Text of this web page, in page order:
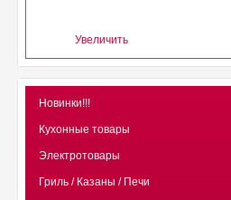
Новинки!!!
Кухонные товары
Электротовары
Гриль / Казаны / Печи
Увеличить